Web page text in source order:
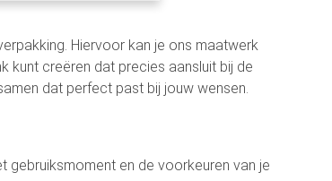
Hiervoor kan je ons maatwerk
kunt creëren dat precies aansluit bij de
dat perfect past bij jouw wensen.
gebruiksmoment en de voorkeuren van je